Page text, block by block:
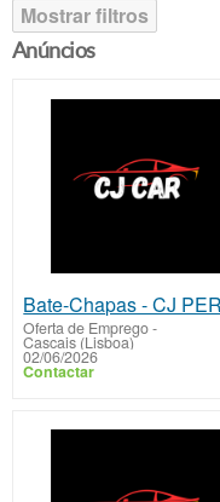
Mostrar filtros
Anúncios
Oferta de Emprego-
Cascais (Lisboa)
02/06/2026
Contactar